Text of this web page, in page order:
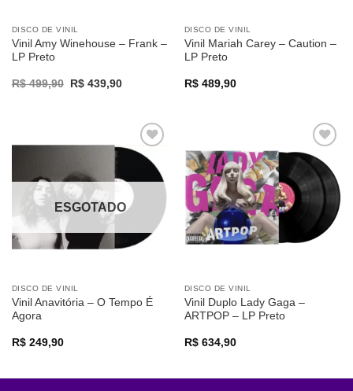
DISCO DE VINIL
Vinil Amy Winehouse – Frank –
LP Preto
R$499,90
Original
R$439,90Current
DISCO DE VINIL
Vinil Mariah Carey – Caution –
LP Preto
R$489,90
Adicionar
a lista de
desejos
ESGOTADO
DISCO DE VINIL
Vinil Anavitória – O Tempo É
Agora
R$249,90
Adicionar
a lista de
desejos
DISCO DE VINIL
Vinil Duplo Lady Gaga –
ARTPOP – LP Preto
R$634,90